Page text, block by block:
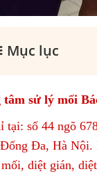
Mục lục
tâm sử lý mối
tại: số 44 ngõ
Đa, Hà Nội.
diệt gián,